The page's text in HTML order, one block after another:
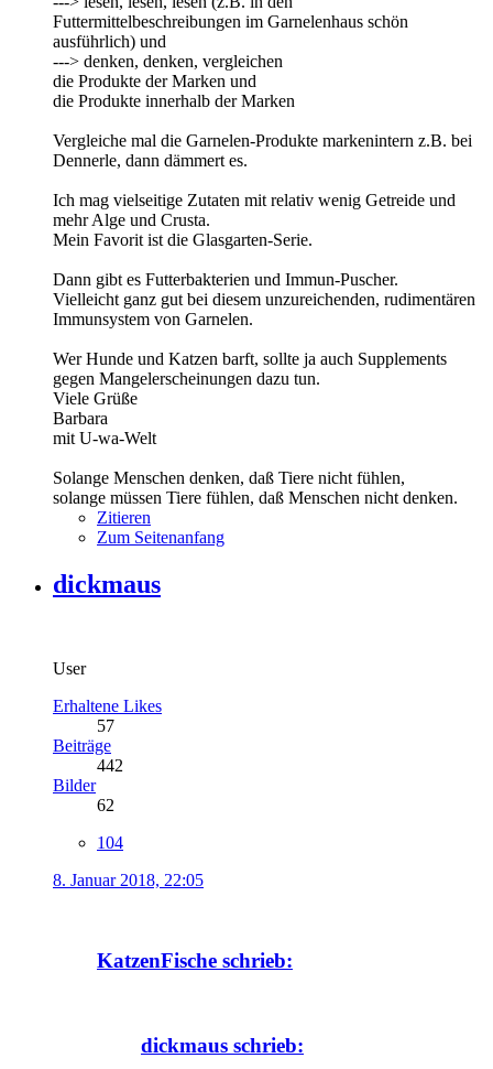
Futtermittelbeschreibungen im Garnelenhaus schön
ausführlich) und
---> denken, denken, vergleichen
die Produkte der Marken und
die Produkte innerhalb der Marken
Vergleiche mal die Garnelen-Produkte markenintern z.B. bei
Dennerle, dann dämmert es.
Ich mag vielseitige Zutaten mit relativ wenig Getreide und
mehr Alge und Crusta.
Mein Favorit ist die Glasgarten-Serie.
Dann gibt es Futterbakterien und Immun-Puscher.
Vielleicht ganz gut bei diesem unzureichenden, rudimentären
Immunsystem von Garnelen.
Wer Hunde und Katzen barft, sollte ja auch Supplements
gegen Mangelerscheinungen dazu tun.
Viele Grüße
Barbara
mit U-wa-Welt
Solange Menschen denken, daß Tiere nicht fühlen,
solange müssen Tiere fühlen, daß Menschen nicht denken.
Zitieren
Zum Seitenanfang
dickmaus
User
Erhaltene Likes
57
Beiträge
442
Bilder
62
104
8. Januar 2018, 22:05
KatzenFische schrieb:
dickmaus schrieb: